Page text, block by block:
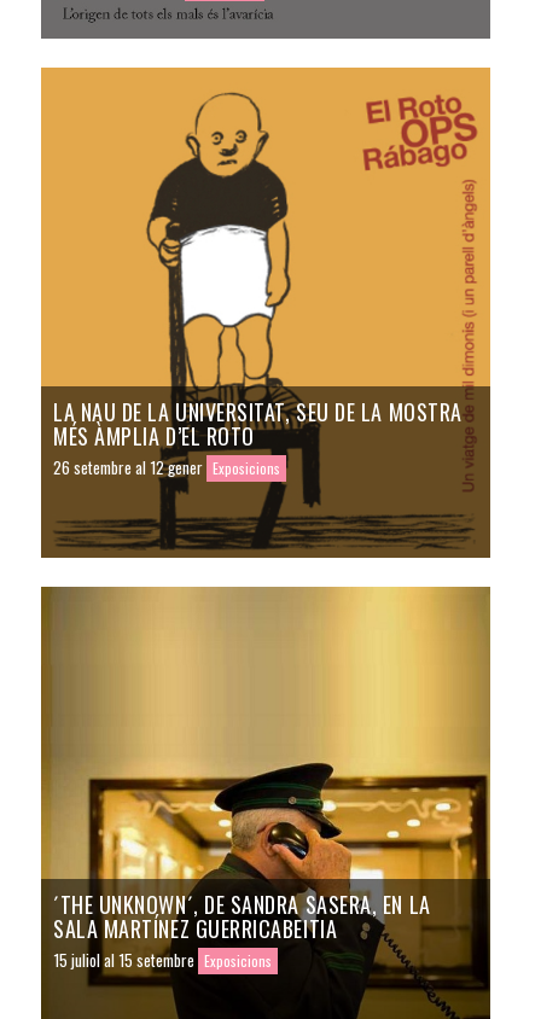
LA NAU DE LA UNIVERSITAT, SEU DE LA MOSTRA
MÉS ÀMPLIA D’EL ROTO
26 setembre al 12 gener Exposicions
´THE UNKNOWN´, DE SANDRA SASERA, EN LA
SALA MARTÍNEZ GUERRICABEITIA
15 juliol al 15 setembre Exposicions